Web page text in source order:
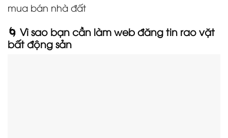
mua bán nhà đất
🌀 Vì sao bạn cần làm web đăng tin rao vặt
bất động sản